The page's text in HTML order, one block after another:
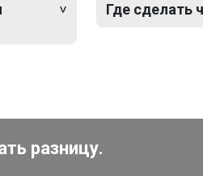
Где сделать
разницу.